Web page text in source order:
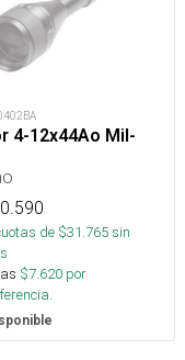
4-12x44Ao Mil-
de $31.765sin
$7.620 por